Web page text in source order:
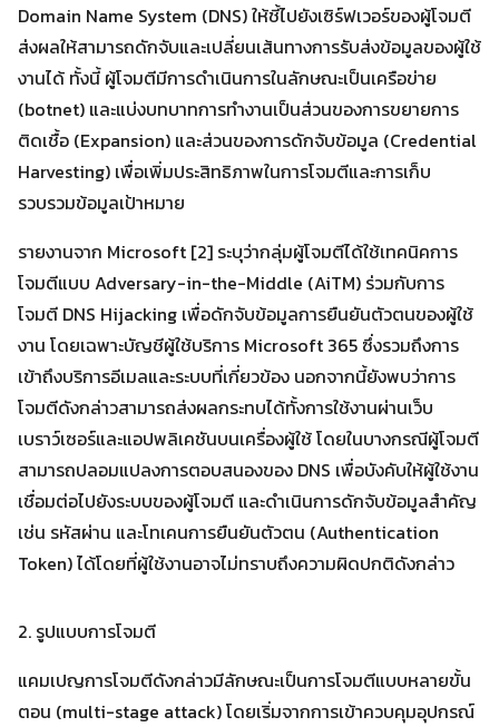
Domain Name System (DNS) ให้ชี้ไปยังเซิร์ฟเวอร์ของผู้โจมตี
ส่งผลให้สามารถดักจับและเปลี่ยนเส้นทางการรับส่งข้อมูลของผู้ใช้
งานได้ ทั้งนี้ ผู้โจมตีมีการดำเนินการในลักษณะเป็นเครือข่าย
(botnet) และแบ่งบทบาทการทำงานเป็นส่วนของการขยายการ
ติดเชื้อ (Expansion) และส่วนของการดักจับข้อมูล (Credential
Harvesting) เพื่อเพิ่มประสิทธิภาพในการโจมตีและการเก็บ
รวบรวมข้อมูลเป้าหมาย
รายงานจาก Microsoft [2] ระบุว่ากลุ่มผู้โจมตีได้ใช้เทคนิคการ
โจมตีแบบ Adversary-in-the-Middle (AiTM) ร่วมกับการ
โจมตี DNS Hijacking เพื่อดักจับข้อมูลการยืนยันตัวตนของผู้ใช้
งาน โดยเฉพาะบัญชีผู้ใช้บริการ Microsoft 365 ซึ่งรวมถึงการ
เข้าถึงบริการอีเมลและระบบที่เกี่ยวข้อง นอกจากนี้ยังพบว่าการ
โจมตีดังกล่าวสามารถส่งผลกระทบได้ทั้งการใช้งานผ่านเว็บ
เบราว์เซอร์และแอปพลิเคชันบนเครื่องผู้ใช้ โดยในบางกรณีผู้โจมตี
สามารถปลอมแปลงการตอบสนองของ DNS เพื่อบังคับให้ผู้ใช้งาน
เชื่อมต่อไปยังระบบของผู้โจมตี และดำเนินการดักจับข้อมูลสำคัญ
เช่น รหัสผ่าน และโทเคนการยืนยันตัวตน (Authentication
Token) ได้โดยที่ผู้ใช้งานอาจไม่ทราบถึงความผิดปกติดังกล่าว
2. รูปแบบการโจมตี
แคมเปญการโจมตีดังกล่าวมีลักษณะเป็นการโจมตีแบบหลายขั้น
ตอน (multi-stage attack) โดยเริ่มจากการเข้าควบคุมอุปกรณ์